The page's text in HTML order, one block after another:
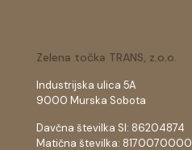
Zelena točka TRANS, z.o.o.
Industrijska ulica 5A
9000 Murska Sobota
Davčna številka SI: 86204874
Matična številka: 8170070000